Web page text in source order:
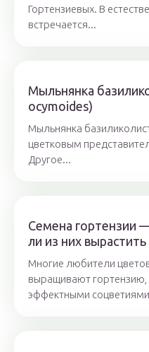
Гортензиевых. В
встречается...
Мыльнянка
ocymoides)
Мыльнянка
цветковым
Другое...
Семена гортензии
ли из них
Многие любители
выращивают гортензию,
эффектными